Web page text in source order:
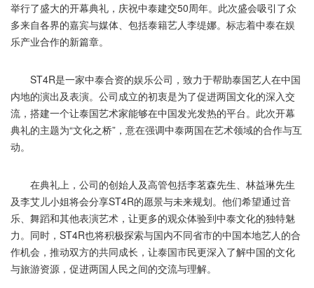
举行了盛大的开幕典礼，庆祝中泰建交50周年。此次盛会吸引了众
多来自各界的嘉宾与媒体、包括泰籍艺人李缇娜。标志着中泰在娱
乐产业合作的新篇章。
ST4R是一家中泰合资的娱乐公司，致力于帮助泰国艺人在中国
内地的演出及表演。公司成立的初衷是为了促进两国文化的深入交
流，搭建一个让泰国艺术家能够在中国发光发热的平台。此次开幕
典礼的主题为“文化之桥”，意在强调中泰两国在艺术领域的合作与互
动。
在典礼上，公司的创始人及高管包括李茗森先生、林益琳先生
及李艾儿小姐将会分享ST4R的愿景与未来规划。他们希望通过音
乐、舞蹈和其他表演艺术，让更多的观众体验到中泰文化的独特魅
力。同时，ST4R也将积极探索与国内不同省市的中国本地艺人的合
作机会，推动双方的共同成长，让泰国市民更深入了解中国的文化
与旅游资源，促进两国人民之间的交流与理解。